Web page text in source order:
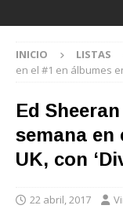
INICIO LISTAS
en el #1 en álbumes
Ed
semana en
UK, con
22 abril, 2017